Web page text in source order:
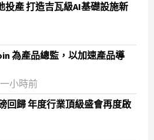
投產 打造吉瓦級AI基礎設施新
為產品總監，以加速產品導
小時前
回歸 年度行業頂級盛會再度啟